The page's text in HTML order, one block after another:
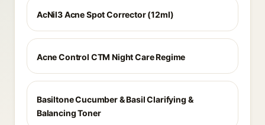
AcNil3 Acne Spot Corrector (12ml)
Acne Control CTM Night Care Regime
Basiltone Cucumber & Basil Clarifying &
Balancing Toner